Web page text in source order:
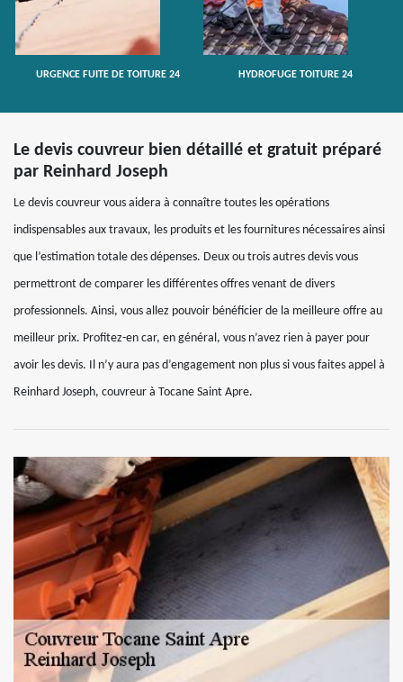
URGENCE FUITE DE TOITURE 24 HYDROFUGE TOITURE 24
Le devis couvreur bien détaillé et gratuit préparé
par Reinhard Joseph
Le devis couvreur vous aidera à connaître toutes les opérations
indispensables aux travaux, les produits et les fournitures nécessaires ainsi
que l’estimation totale des dépenses. Deux ou trois autres devis vous
permettront de comparer les différentes offres venant de divers
professionnels. Ainsi, vous allez pouvoir bénéficier de la meilleure offre au
meilleur prix. Profitez-en car, en général, vous n’avez rien à payer pour
avoir les devis. Il n’y aura pas d’engagement non plus si vous faites appel à
Reinhard Joseph, couvreur à Tocane Saint Apre.